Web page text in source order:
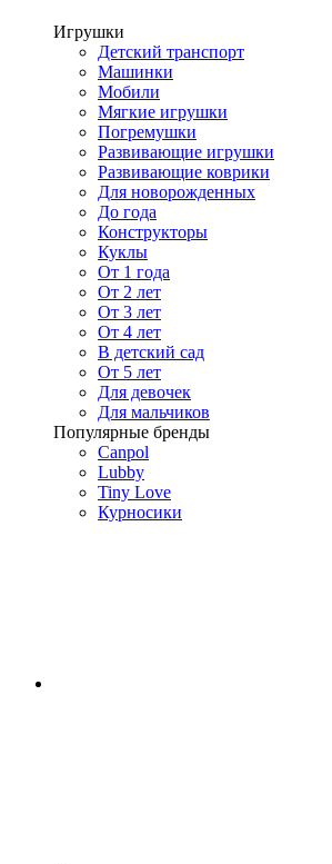
Игрушки
Детский транспорт
Машинки
Мобили
Мягкие игрушки
Погремушки
Развивающие игрушки
Развивающие коврики
Для новорожденных
До года
Конструкторы
Куклы
От 1 года
От 2 лет
От 3 лет
От 4 лет
В детский сад
От 5 лет
Для девочек
Для мальчиков
Популярные бренды
Canpol
Lubby
Tiny Love
Курносики